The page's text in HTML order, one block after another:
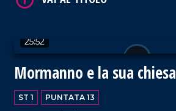
25:52
Mormanno e la sua chiesa
ST 1 PUNTATA 13